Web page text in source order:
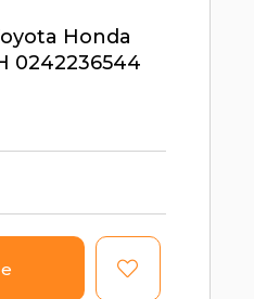
Honda
0242236544